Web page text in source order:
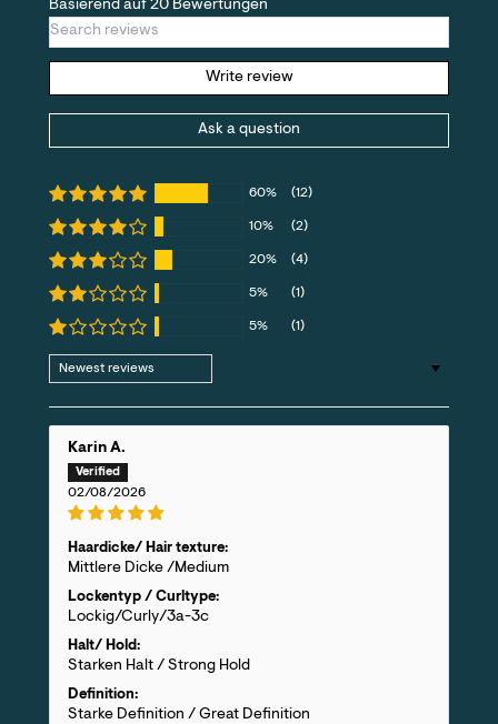
Basierend auf 20 Bewertungen
Write review
Ask a question
60% (12)
10% (2)
20% (4)
5% (1)
5% (1)
Sort by
Karin A.
02/08/2026
Haardicke/ Hair texture:
Mittlere Dicke /Medium
Lockentyp / Curltype:
Lockig/Curly/3a-3c
Halt/ Hold:
Starken Halt / Strong Hold
Definition:
Starke Definition / Great Definition